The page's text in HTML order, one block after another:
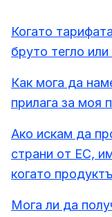
Когато
бруто тегло
Как мога да
прилага за моя
Ако искам да
страни от ЕС,
когато
Мога ли да